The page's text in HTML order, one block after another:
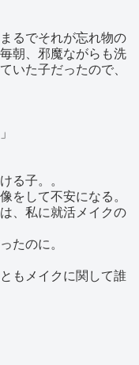
るでそれが忘れ物の
朝、邪魔ながらも洗
いた子だったので、
る子。。
をして不安になる。
、私に就活メイクの
たのに。
もメイクに関して誰